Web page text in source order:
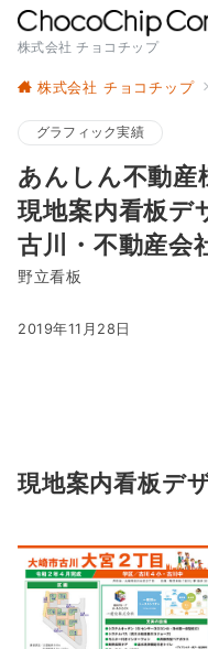
株式会社 チョコチップ
株式会社 チョコチップ
グラフィック実績
あんしん不動
現地案内看板デ
古川・不動産会
野立看板
2019年11月28日
現地案内看板デ